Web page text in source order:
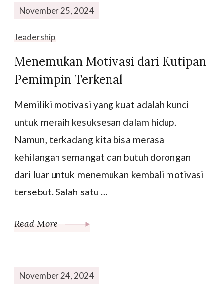
November 25, 2024
leadership
Menemukan Motivasi dari Kutipan
Pemimpin Terkenal
Memiliki motivasi yang kuat adalah kunci
untuk meraih kesuksesan dalam hidup.
Namun, terkadang kita bisa merasa
kehilangan semangat dan butuh dorongan
dari luar untuk menemukan kembali motivasi
tersebut. Salah satu …
Read More
November 24, 2024